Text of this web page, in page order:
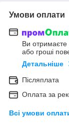
Умови оплати
Ви
або гроші
Детальніше
Післяплата
Оплата за
Всі умови